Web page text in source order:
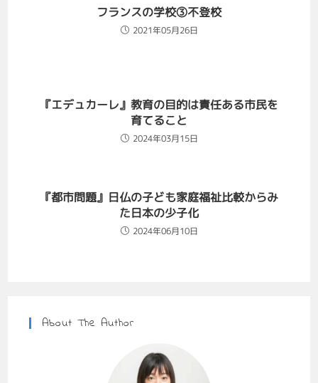
フランスの学校③不登校
2021年05月26日
『エデュカーレ』教育の目的は責任ある市民を
育てること
2024年03月15日
『都市問題』日仏の子ども家庭福祉比較からみ
た日本の少子化
2024年06月10日
About The Author